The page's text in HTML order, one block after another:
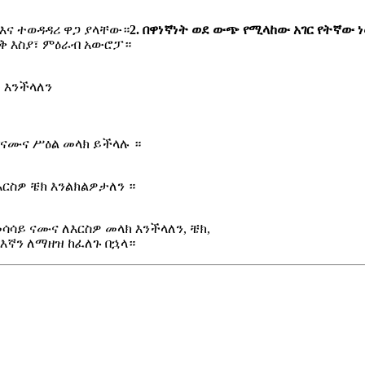
ተወዳዳሪ ዋጋ ያላቸው።2. በዋነኛነት ወደ ውጭ የሚላከው አገር የትኛው
እስያ፣ ምዕራብ አውሮፓ።
ሥዕል መላክ ይችላሉ ።
ቼክ እንልክልዎታለን ።
ናሙና ለእርስዎ መላክ እንችላለን, ቼክ,
ለማዘዝ ከፈለጉ በኋላ።